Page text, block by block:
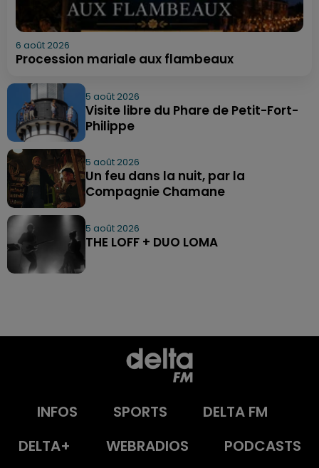
6 août 2026
Procession mariale aux flambeaux
5 août 2026
Visite libre du Phare de Petit-Fort-
Philippe
5 août 2026
Un feu dans la nuit, par la
Compagnie Chamane
5 août 2026
THE LOFF + DUO LOMA
INFOS SPORTS
DELTA FM
DELTA+
WEBRADIOS PODCASTS